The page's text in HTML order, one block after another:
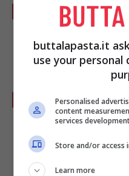
Affettate
pomodorini di
tutto agli altri
Infine condite con
oliva,aceto,
mescolate ancora
frigo per un'ora
buttalapasta.it
use your
Personalised
content
services
Store and/or access
Learn more